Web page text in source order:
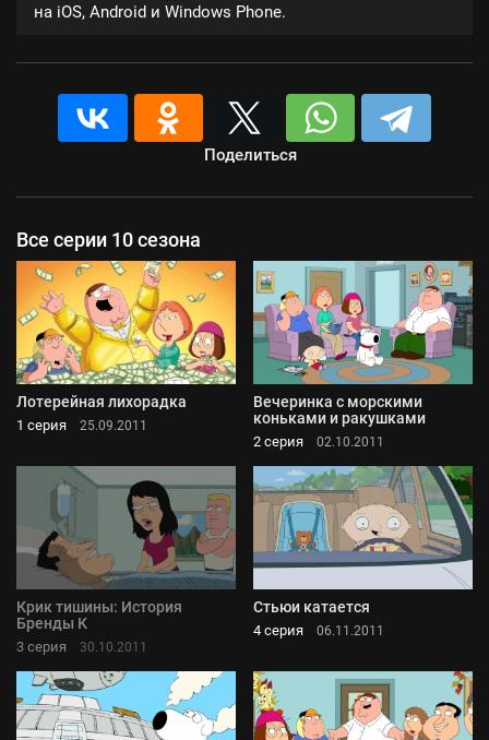
на iOS, Android и Windows Phone.
Поделиться
Все серии 10 сезона
Лотерейная лихорадка
1 серия 25.09.2011
Вечеринка с морскими
коньками и ракушками
2 серия 02.10.2011
Крик тишины: История
Бренды К
3 серия 30.10.2011
Стьюи катается
4 серия 06.11.2011